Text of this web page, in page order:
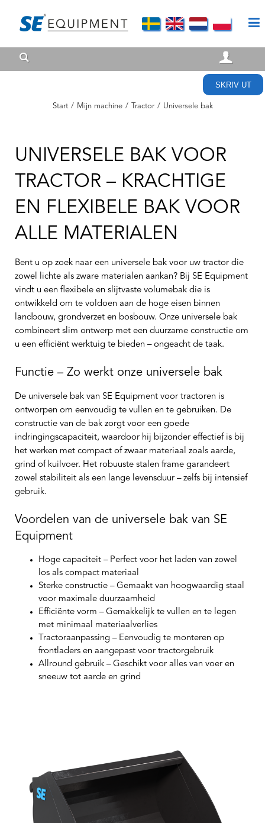
SKRIV UT
Start / Mijn machine / Tractor / Universele bak
UNIVERSELE BAK VOOR
TRACTOR – KRACHTIGE
EN FLEXIBELE BAK VOOR
ALLE MATERIALEN
Bent u op zoek naar een universele bak voor uw tractor die
zowel lichte als zware materialen aankan? Bij SE Equipment
vindt u een flexibele en slijtvaste volumebak die is
ontwikkeld om te voldoen aan de hoge eisen binnen
landbouw, grondverzet en bosbouw. Onze universele bak
combineert slim ontwerp met een duurzame constructie om
u een efficiënt werktuig te bieden – ongeacht de taak.
Functie – Zo werkt onze universele bak
De universele bak van SE Equipment voor tractoren is
ontworpen om eenvoudig te vullen en te gebruiken. De
constructie van de bak zorgt voor een goede
indringingscapaciteit, waardoor hij bijzonder effectief is bij
het werken met compact of zwaar materiaal zoals aarde,
grind of kuilvoer. Het robuuste stalen frame garandeert
zowel stabiliteit als een lange levensduur – zelfs bij intensief
gebruik.
Voordelen van de universele bak van SE
Equipment
Hoge capaciteit – Perfect voor het laden van zowel
los als compact materiaal
Sterke constructie – Gemaakt van hoogwaardig staal
voor maximale duurzaamheid
Efficiënte vorm – Gemakkelijk te vullen en te legen
met minimaal materiaalverlies
Tractoraanpassing – Eenvoudig te monteren op
frontladers en aangepast voor tractorgebruik
Allround gebruik – Geschikt voor alles van voer en
sneeuw tot aarde en grind